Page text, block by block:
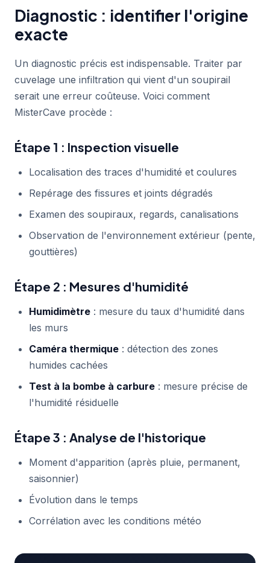
Diagnostic : identifier l'origine
exacte
Un diagnostic précis est indispensable. Traiter par
cuvelage une infiltration qui vient d'un soupirail
serait une erreur coûteuse. Voici comment
MisterCave procède :
Étape 1 : Inspection visuelle
Localisation des traces d'humidité et coulures
Repérage des fissures et joints dégradés
Examen des soupiraux, regards, canalisations
Observation de l'environnement extérieur (pente,
gouttières)
Étape 2 : Mesures d'humidité
Humidimètre : mesure du taux d'humidité dans
les murs
Caméra thermique : détection des zones
humides cachées
Test à la bombe à carbure : mesure précise de
l'humidité résiduelle
Étape 3 : Analyse de l'historique
Moment d'apparition (après pluie, permanent,
saisonnier)
Évolution dans le temps
Corrélation avec les conditions météo